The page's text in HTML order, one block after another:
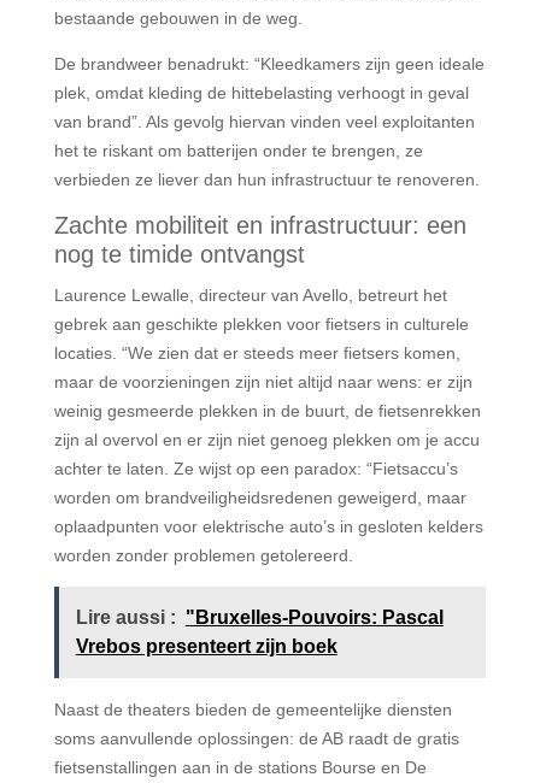
bestaande gebouwen in de weg.
De brandweer benadrukt: “Kleedkamers zijn geen ideale
plek, omdat kleding de hittebelasting verhoogt in geval
van brand”. Als gevolg hiervan vinden veel exploitanten
het te riskant om batterijen onder te brengen, ze
verbieden ze liever dan hun infrastructuur te renoveren.
Zachte mobiliteit en infrastructuur: een
nog te timide ontvangst
Laurence Lewalle, directeur van Avello, betreurt het
gebrek aan geschikte plekken voor fietsers in culturele
locaties. “We zien dat er steeds meer fietsers komen,
maar de voorzieningen zijn niet altijd naar wens: er zijn
weinig gesmeerde plekken in de buurt, de fietsenrekken
zijn al overvol en er zijn niet genoeg plekken om je accu
achter te laten. Ze wijst op een paradox: “Fietsaccu’s
worden om brandveiligheidsredenen geweigerd, maar
oplaadpunten voor elektrische auto’s in gesloten kelders
worden zonder problemen getolereerd.
Lire aussi : "Bruxelles-Pouvoirs: Pascal
Vrebos presenteert zijn boek
Naast de theaters bieden de gemeentelijke diensten
soms aanvullende oplossingen: de AB raadt de gratis
fietsenstallingen aan in de stations Bourse en De